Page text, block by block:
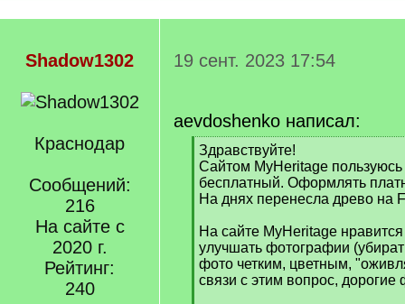
Shadow1302
Краснодар
Сообщений:
216
На сайте с
2020 г.
Рейтинг:
240
19 сент. 2023 17:54
aevdoshenko написал:
[
q
]
Здравствуйте!
Сайтом MyHeritage пользуюсь
бесплатный. Оформлять
На днях перенесла древо на
На сайте MyHeritage
улучшать фотографии
фото четким, цветным,
связи с этим вопрос, дорогие